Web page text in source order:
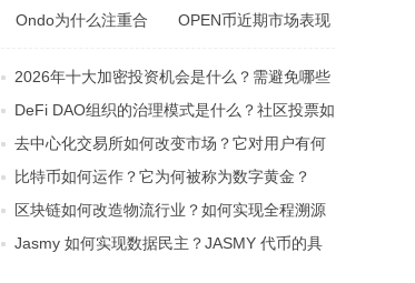
Ondo为什么注重合
要求为何重要？
OPEN币近期市场表现
其价格与流动性？
2026年十大加密投资机会是什么？需避免哪些
伪热点？
DeFi DAO组织的治理模式是什么？社区投票如
何管理协议资金？
去中心化交易所如何改变市场？它对用户有何
益处？
比特币如何运作？它为何被称为数字黄金？
区块链如何改造物流行业？如何实现全程溯源
透明？
Jasmy 如何实现数据民主？JASMY 代币的具